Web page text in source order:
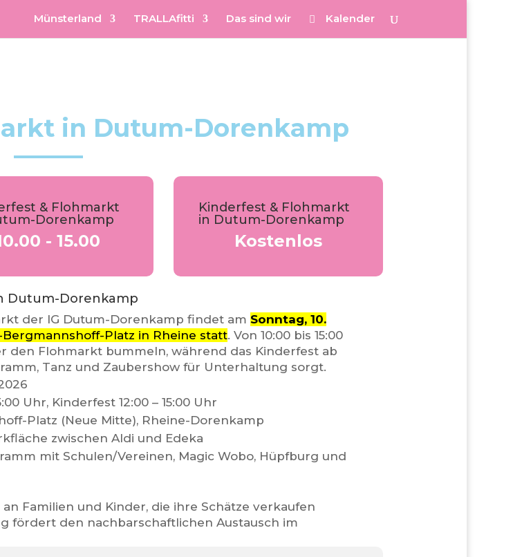
Münsterland TRALLAfitti Das sind wir Kalender
in Dutum-Dorenkamp
& Flohmarkt
Dorenkamp
- 15.00
Kinderfest & Flohmarkt
in Dutum-Dorenkamp
Kostenlos
Dutum-Dorenkamp
der IG Dutum-Dorenkamp findet am Sonntag, 10.
Platz in Rheine statt. Von 10:00 bis 15:00
den Flohmarkt bummeln, während das Kinderfest ab
Tanz und Zaubershow für Unterhaltung sorgt.
Uhr, Kinderfest 12:00 – 15:00 Uhr
Platz (Neue Mitte), Rheine-Dorenkamp
zwischen Aldi und Edeka
mit Schulen/Vereinen, Magic Wobo, Hüpfburg und
Familien und Kinder, die ihre Schätze verkaufen
fördert den nachbarschaftlichen Austausch im